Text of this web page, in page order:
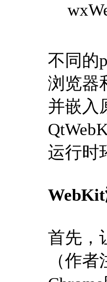
不同的
浏览器
并嵌入
运行时
首先，
（作